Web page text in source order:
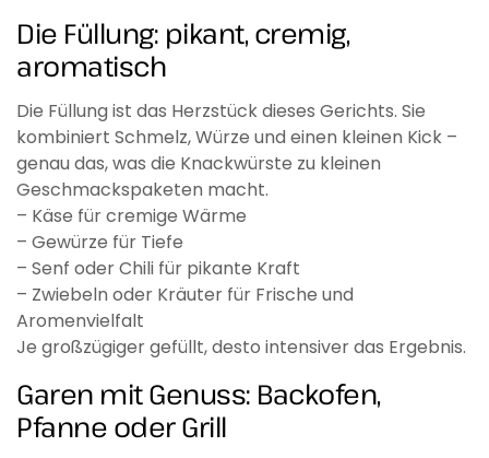
Die Füllung: pikant, cremig,
aromatisch
Die Füllung ist das Herzstück dieses Gerichts. Sie
kombiniert Schmelz, Würze und einen kleinen Kick –
genau das, was die Knackwürste zu kleinen
Geschmackspaketen macht.
– Käse für cremige Wärme
– Gewürze für Tiefe
– Senf oder Chili für pikante Kraft
– Zwiebeln oder Kräuter für Frische und
Aromenvielfalt
Je großzügiger gefüllt, desto intensiver das Ergebnis.
Garen mit Genuss: Backofen,
Pfanne oder Grill